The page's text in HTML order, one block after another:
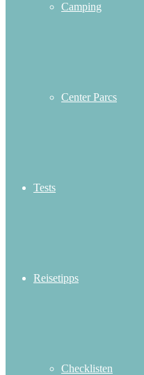
Camping
Center Parcs
Tests
Reisetipps
Checklisten